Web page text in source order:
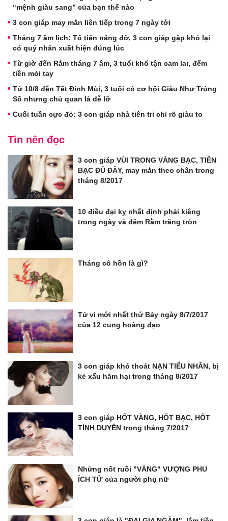
“mệnh giàu sang” của bạn thế nào
3 con giáp may mắn liên tiếp trong 7 ngày tới
Tháng 7 âm lịch: Tổ tiên nâng đỡ, 3 con giáp gặp khó lại
có quý nhân xuất hiện đúng lúc
Từ giờ đến Rằm tháng 7 âm, 3 tuổi khổ tận cam lai, đếm
tiền mỏi tay
Từ 10/8 đến Tết Đinh Mùi, 3 tuổi có cơ hội Giàu Như Trúng
Số nhưng chủ quan là dễ lỡ
Cuối tuần cực đỏ: 3 con giáp nhà tiên tri chỉ rõ giàu to
Tin nên đọc
3 con giáp VÙI TRONG VÀNG BẠC, TIỀN
BẠC ĐỦ ĐẦY, may mắn theo chân trong
tháng 8/2017
10 điều đại kỵ nhất định phải kiêng
trong ngày và đêm Rằm trăng tròn
Tháng cô hồn là gì?
Tử vi mới nhất thứ Bảy ngày 8/7/2017
của 12 cung hoàng đạo
3 con giáp khó thoát NẠN TIỂU NHÂN, bị
kẻ xấu hãm hại trong tháng 8/2017
3 con giáp HỐT VÀNG, HỐT BẠC, HỐT
TÌNH DUYÊN trong tháng 7/2017
Những nốt ruồi "VÀNG" VƯỢNG PHU
ÍCH TỬ của người phụ nữ